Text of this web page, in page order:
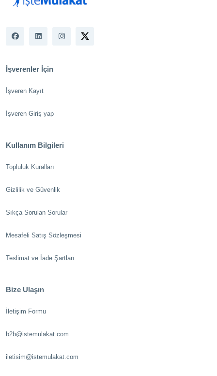
İşverenler İçin
İşveren Kayıt
İşveren Giriş yap
Kullanım Bilgileri
Topluluk Kuralları
Gizlilik ve Güvenlik
Sıkça Sorulan Sorular
Mesafeli Satış Sözleşmesi
Teslimat ve İade Şartları
Bize Ulaşın
İletişim Formu
b2b@istemulakat.com
iletisim@istemulakat.com